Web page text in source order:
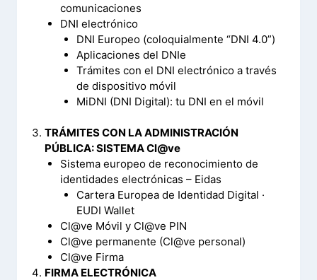
comunicaciones
DNI electrónico
DNI Europeo (coloquialmente “DNI 4.0”)
Aplicaciones del DNIe
Trámites con el DNI electrónico a través
de dispositivo móvil
MiDNI (DNI Digital): tu DNI en el móvil
TRÁMITES CON LA ADMINISTRACIÓN
PÚBLICA: SISTEMA Cl@ve
Sistema europeo de reconocimiento de
identidades electrónicas – Eidas
Cartera Europea de Identidad Digital ·
EUDI Wallet
Cl@ve Móvil y Cl@ve PIN
Cl@ve permanente (Cl@ve personal)
Cl@ve Firma
FIRMA ELECTRÓNICA